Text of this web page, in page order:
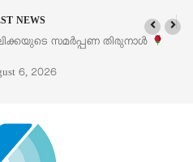
NEWS
സ്റ്റൈൽ എക്സിബിഷനും സെയിലും
പെരുമാനൂരിൽ
6, 2026